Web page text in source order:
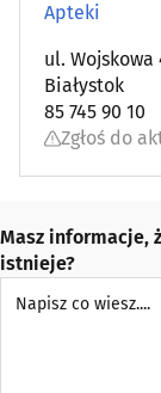
Apteki
ul. Wojskowa
Białystok
85 745 90 10
Zgłoś do
Masz informacje,
istnieje?